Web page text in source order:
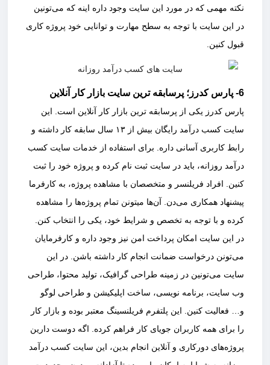
نکته مهمی که در مورد این سایت وجود داره اینه که می‌تونین
در این سایت با توجه به سطح مهارت و توانایی خود پروژه کاری
قبول کنین.
6- پارس کدرز؛ پرسابقه ترین سایت بازار کار آنلاین
پارس کدرز یکی از پرسابقه ترین بازار کار آنلاین است. این
سایت کسب درآمد رایگان بیش از ۱۳ سال سابقه کار داشته و
رابط کاربری آسانی داره. برای استفاده از خدمات سایت کسب
درآمد روزانه، باید در سایت ثبت نام کرده و پروژه خود را ثبت
کنین. افراد فریلنسر و متخصصان با مشاهده پروژه، به کارفرما
پیشنهاد همکاری می‌دن‌. آن‌ها میتونن تمام پروژه‌ها را مشاهده
کرده و با توجه به تخصص و شرایط خود، یکی را انتخاب کنن‌.
در این سایت امکان پرداخت امن نیز وجود داره و کارفرمایان
می‌تونن درخواست ضمانت انجام کار داشته باشن. در این
سایت می‌تونین در زمینه طراحی گرافیک، تولید محتوا، طراحی
وب سایت، برنامه نویسی، ساخت اپلیکیشن و طراحی لوگو
و… فعالیت کنین. این پلتفرم فریلنسینگ معتبر بوده و بازار کار
را برای همه کاربران جویای کار فراهم کرده.‌ اگه دوست دارین
پروژه‌های دورکاری و آنلاین انجام بدین، این سایت کسب درآمد